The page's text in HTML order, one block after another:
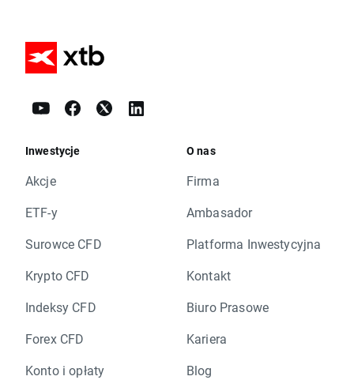
Inwestycje
Akcje
ETF-y
Surowce CFD
Krypto CFD
Indeksy CFD
Forex CFD
Konto i opłaty
O nas
Firma
Ambasador
Platforma Inwestycyjna
Kontakt
Biuro Prasowe
Kariera
Blog